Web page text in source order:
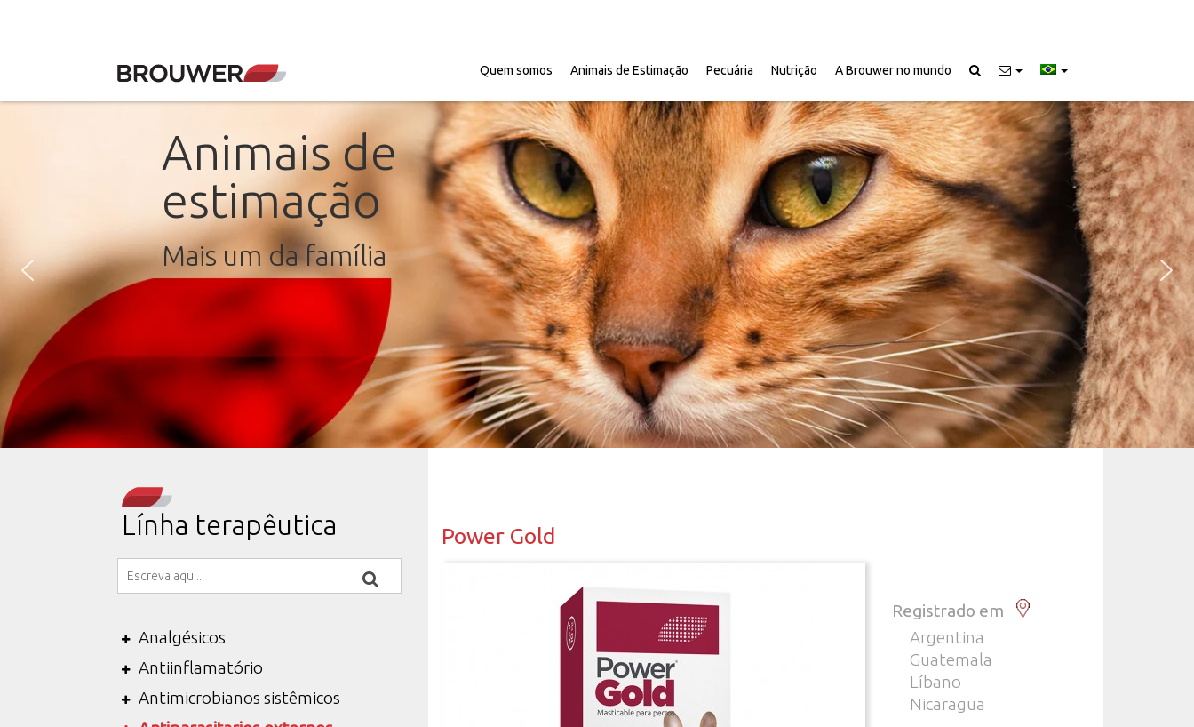
Quem somos Animais de Estimação Pecuária Nutrição A Brouwer no mundo
Animais de
estimação
Mais um da família
Línha terapêutica
Analgésicos
Antiinflamatório
Antimicrobianos sistêmicos
Power Gold
Registrado em
Argentina
Guatemala
Líbano
Nicaragua